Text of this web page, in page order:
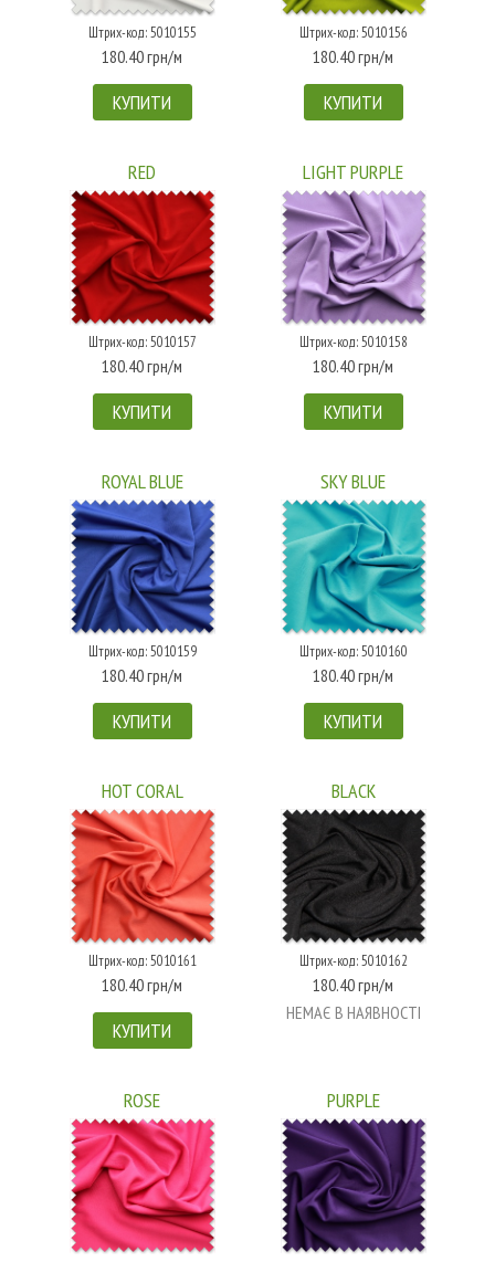
Штрих-код: 5010155
180.40 грн/м
КУПИТИ
Штрих-код: 5010156
180.40 грн/м
КУПИТИ
RED
Штрих-код: 5010157
180.40 грн/м
КУПИТИ
LIGHT PURPLE
Штрих-код: 5010158
180.40 грн/м
КУПИТИ
ROYAL BLUE
Штрих-код: 5010159
180.40 грн/м
КУПИТИ
SKY BLUE
Штрих-код: 5010160
180.40 грн/м
КУПИТИ
HOT CORAL
Штрих-код: 5010161
180.40 грн/м
КУПИТИ
BLACK
Штрих-код: 5010162
180.40 грн/м
НЕМАЄ В НАЯВНОСТІ
ROSE PURPLE